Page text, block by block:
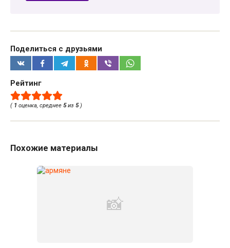
Поделиться с друзьями
Рейтинг
( 1 оценка, среднее 5из 5)
Похожие материалы